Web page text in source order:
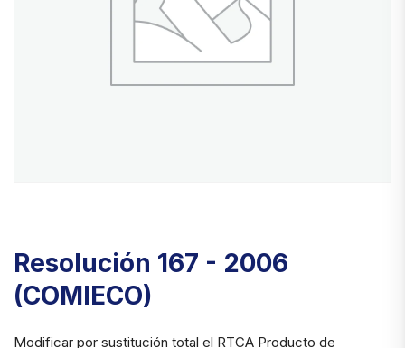
Resolución 167 - 2006
(COMIECO)
Modificar por sustitución total el RTCA Producto de